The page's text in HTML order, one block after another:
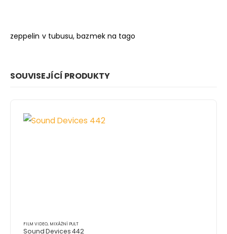
zeppelin v tubusu, bazmek na tago
SOUVISEJÍCÍ PRODUKTY
FILM VIDEO, MIXÁŽNÍ PULT
Sound Devices 442